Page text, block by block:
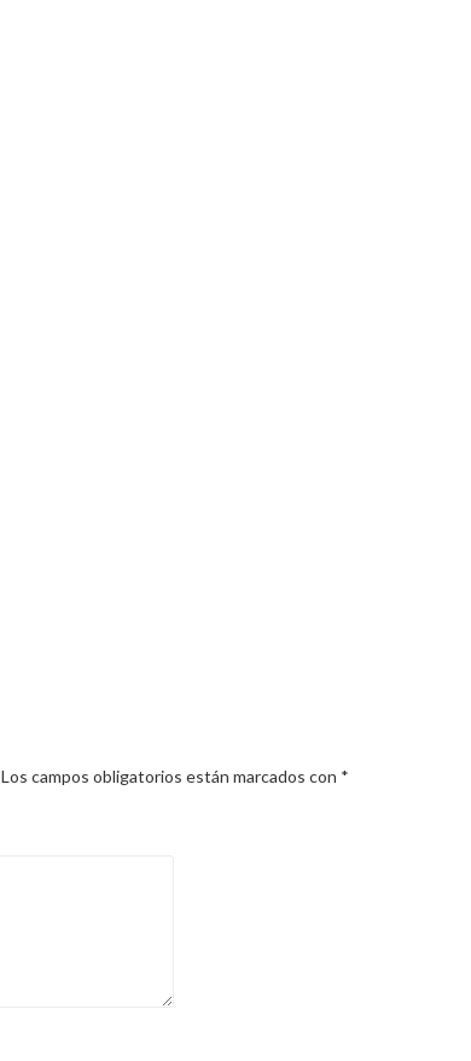
Los campos obligatorios están marcados con *